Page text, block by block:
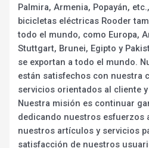
Palmira, Armenia, Popayán,
bicicletas eléctricas Rooder
todo el mundo, como Europa,
Stuttgart, Brunei, Egipto y
se exportan a todo el mundo.
están satisfechos con nuestra
servicios orientados al cliente
Nuestra misión es continuar
dedicando nuestros esfuerzos
nuestros artículos y servicios
satisfacción de nuestros